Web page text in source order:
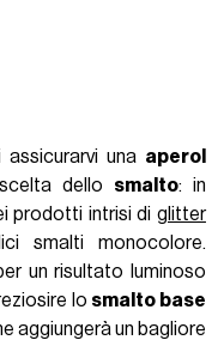
una aperol
dello smalto: in
prodotti intrisi di glitter
smalti monocolore.
un risultato luminoso
lo smalto base
aggiungerà un bagliore